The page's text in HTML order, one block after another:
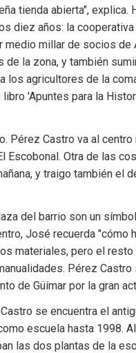
tienda abierta",
diez años: la
medio millar de socios de
de la zona, y también
los agricultores de la
libro 'Apuntes para la
Pérez Castro va al
Escobonal. Otra de las
y traigo también el
del barrio son un
José recuerda "cómo
materiales, pero el
Pérez
de Güímar por la gran
se encuentra el
escuela hasta 1998.
las dos plantas de la